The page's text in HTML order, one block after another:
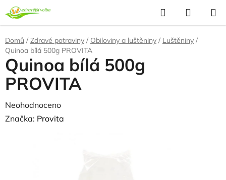
Přejít
na
obsah
Hledat
KOŠÍK
Domů / Zdravé potraviny / Obiloviny a luštěniny / Luštěniny /
Quinoa bílá 500g PROVITA
Quinoa bílá 500g
PROVITA
Průměrné
hodnocení
Neohodnoceno
Značka: Provita